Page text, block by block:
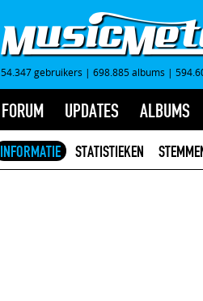
54.347 gebruikers | 698.885 albums |
FORUM UPDATES ALBUMS
INFORMATIE STATISTIEKEN